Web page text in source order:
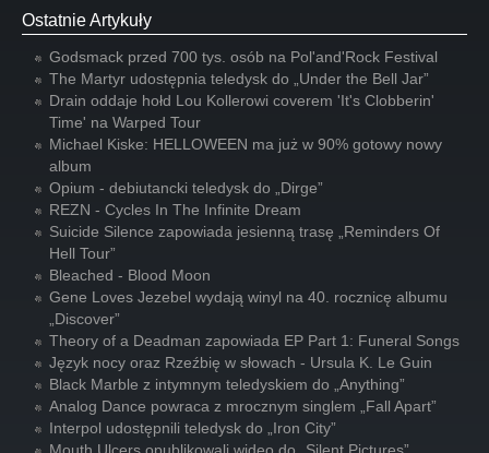
Ostatnie Artykuły
Godsmack przed 700 tys. osób na Pol'and'Rock Festival
The Martyr udostępnia teledysk do „Under the Bell Jar”
Drain oddaje hołd Lou Kollerowi coverem 'It's Clobberin'
Time' na Warped Tour
Michael Kiske: HELLOWEEN ma już w 90% gotowy nowy
album
Opium - debiutancki teledysk do „Dirge”
REZN - Cycles In The Infinite Dream
Suicide Silence zapowiada jesienną trasę „Reminders Of
Hell Tour”
Bleached - Blood Moon
Gene Loves Jezebel wydają winyl na 40. rocznicę albumu
„Discover”
Theory of a Deadman zapowiada EP Part 1: Funeral Songs
Język nocy oraz Rzeźbię w słowach - Ursula K. Le Guin
Black Marble z intymnym teledyskiem do „Anything”
Analog Dance powraca z mrocznym singlem „Fall Apart”
Interpol udostępnili teledysk do „Iron City”